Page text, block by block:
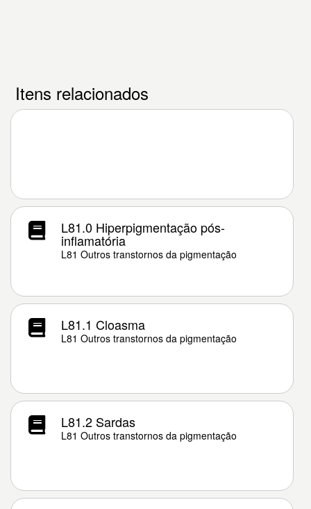
Itens relacionados
L81.0 Hiperpigmentação pós-
inflamatória
L81 Outros transtornos da pigmentação
L81.1 Cloasma
L81 Outros transtornos da pigmentação
L81.2 Sardas
L81 Outros transtornos da pigmentação